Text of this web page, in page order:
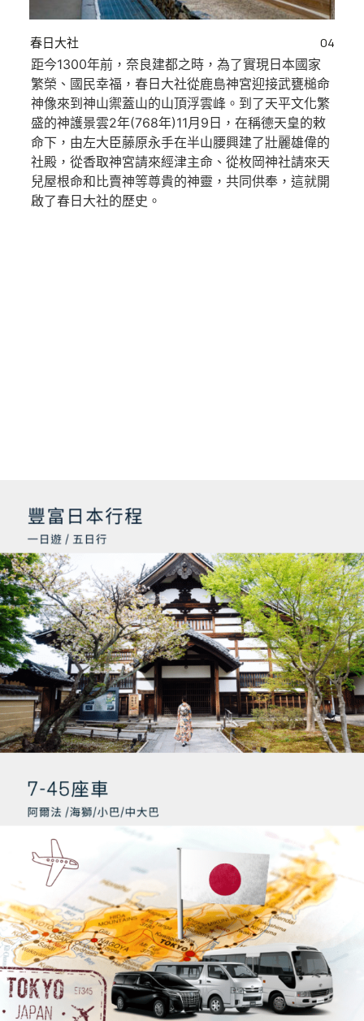
04
春日大社
距今1300年前，奈良建都之時，為了實現日本國家
繁榮、國民幸福，春日大社從鹿島神宮迎接武甕槌命
神像來到神山禦蓋山的山頂浮雲峰。到了天平文化繁
盛的神護景雲2年(768年)11月9日，在稱德天皇的敕
命下，由左大臣藤原永手在半山腰興建了壯麗雄偉的
社殿，從香取神宮請來經津主命、從枚岡神社請來天
兒屋根命和比賣神等尊貴的神靈，共同供奉，這就開
啟了春日大社的歷史。